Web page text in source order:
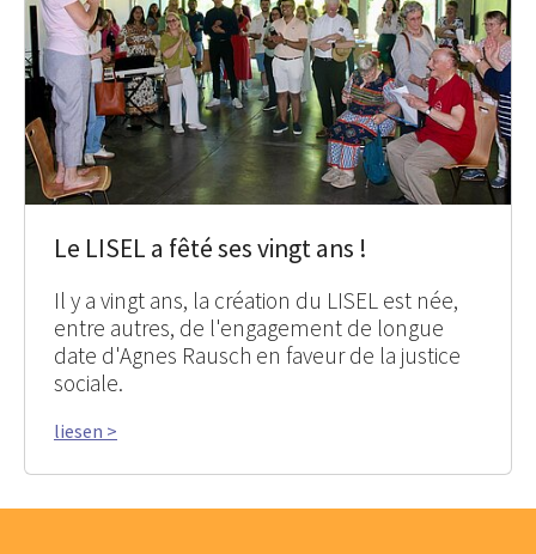
Le LISEL a fêté ses vingt ans !
Il y a vingt ans, la création du LISEL est née,
entre autres, de l'engagement de longue
date d'Agnes Rausch en faveur de la justice
sociale.
liesen >